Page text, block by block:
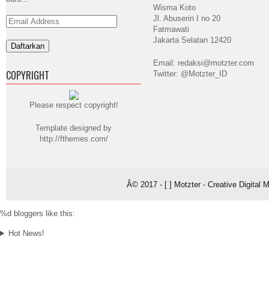
Email
Address
COPYRIGHT
Please respect copyright!
Template designed by
http://fthemes.com/
Wisma Koto
Jl. Abuserin I no 20
Fatmawati
Jakarta Selatan 12420
Email: redaksi@motzter.com
Twitter: @Motzter_ID
Â© 2017 - [ ] Motzter - Creative Digital
%d bloggers like this:
Hot News!